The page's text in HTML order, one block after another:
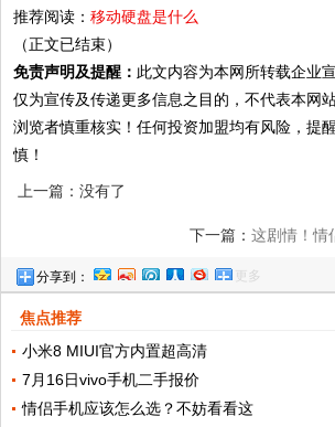
推荐阅读：移动硬盘是什么
（正文已结束）
免责声明及提醒： 此文内容为本网所转载企业
仅为宣传及传递更多信息之目的，不代表本网
浏览者慎重核实！任何投资加盟均有风险，提
慎！
上一篇：没有了
下一篇： 这剧情！情
出，竟被陌生人
分享到： 更多
焦点推荐
小米8 MIUI官方内置超高清
7月16日vivo手机二手报价
情侣手机应该怎么选？不妨看看这